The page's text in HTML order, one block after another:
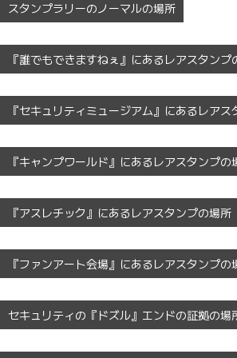
スタンプラリーのノーマルの場所
『誰でもできますねぇ』にあるレアスタンプ
『セキュリティミュージアム』にあるレアス
『キャンプワールド』にあるレアスタンプの
『アスレチック』にあるレアスタンプの場所
『ファンアート会場』にあるレアスタンプの
セキュリティの『ドズル』エンドの証拠の場